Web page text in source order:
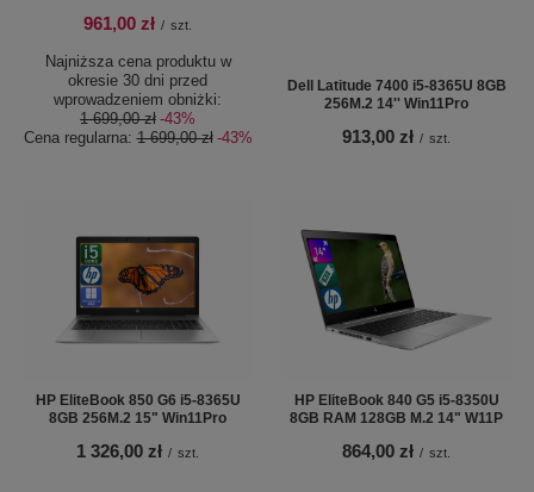
961,00 zł / szt.
Najniższa cena produktu w
okresie 30 dni przed
wprowadzeniem obniżki:
1 699,00 zł -43%
Cena regularna:1 699,00 zł -43%
Dell Latitude 7400 i5-8365U 8GB
256M.2 14'' Win11Pro
913,00 zł / szt.
HP EliteBook 850 G6 i5-8365U
8GB 256M.2 15" Win11Pro
1 326,00 zł / szt.
HP EliteBook 840 G5 i5-8350U
8GB RAM 128GB M.2 14" W11P
864,00 zł / szt.